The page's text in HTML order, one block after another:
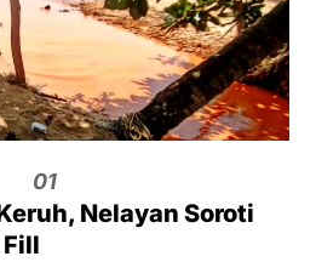
01
Nelayan Soroti